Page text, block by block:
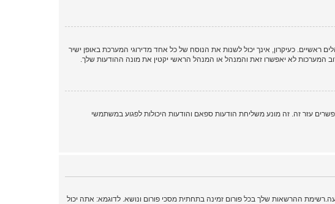
כעיקרון, אינך יכול לשנות את הנוסח של כל אחד מדירוגי המערכת באופן ישיר
המערכות לא יאפשרו זאת והמנהל או המנהל הראשי יקטין את מונה ההודעות שלך.
עזר זה. זה מונע משליחת הודעות ספאם והודעות היכולות לפגוע במשתמשי
ההרשאות שלך בכל פורום זמינה בתחתית מסכי פורום ונושא. לדוגמא: אתה יכול